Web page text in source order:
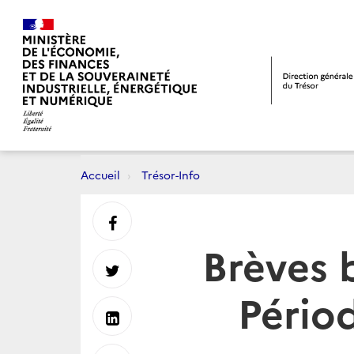
Accueil Trésor-Info
Brèves
Partager
sur
Partager
sur
Partager